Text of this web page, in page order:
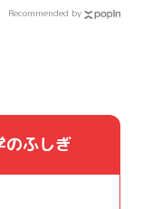
Recommended by
のふしぎ